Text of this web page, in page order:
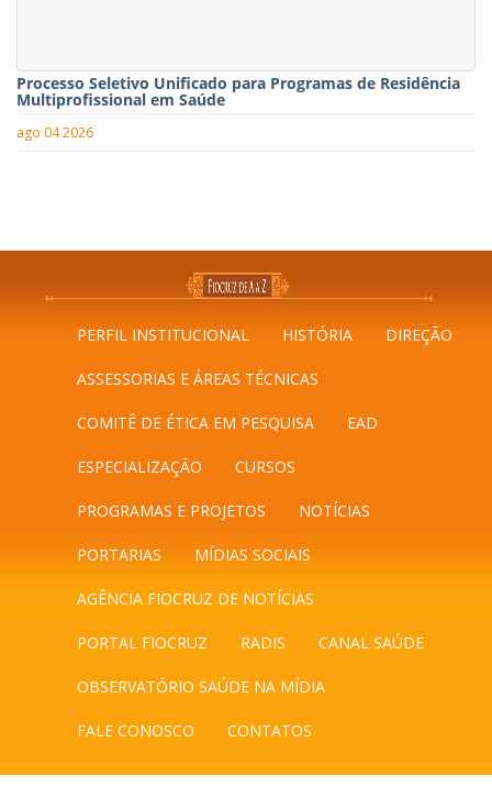
Processo Seletivo Unificado para Programas de Residência
Multiprofissional em Saúde
ago 04 2026
PERFIL INSTITUCIONAL HISTÓRIA DIREÇÃO
ASSESSORIAS E ÁREAS TÉCNICAS
COMITÊ DE ÉTICA EM PESQUISA EAD
ESPECIALIZAÇÃO CURSOS
PROGRAMAS E PROJETOS NOTÍCIAS
PORTARIAS MÍDIAS SOCIAIS
AGÊNCIA FIOCRUZ DE NOTÍCIAS
PORTAL FIOCRUZ RADIS CANAL SAÚDE
OBSERVATÓRIO SAÚDE NA MÍDIA
FALE CONOSCO CONTATOS